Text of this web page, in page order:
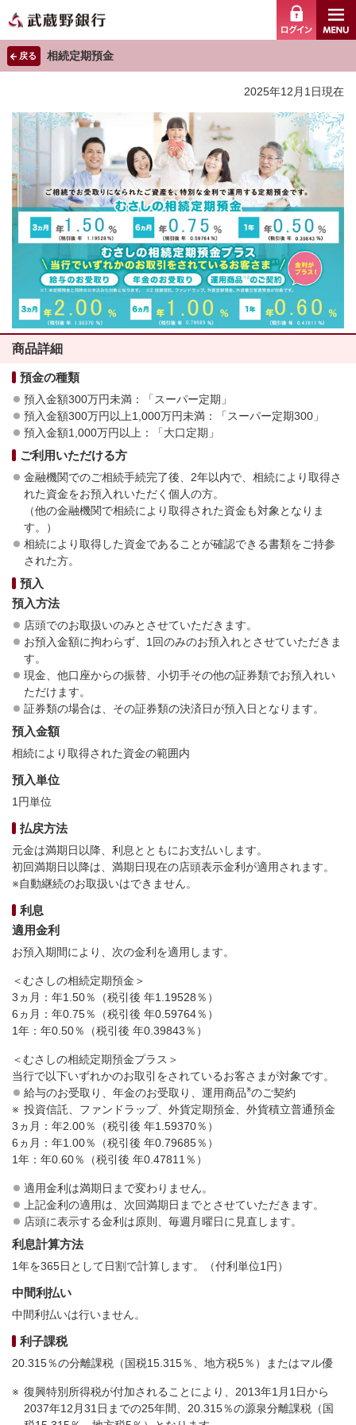
ログイ
戻る 相続定期預金
2025年12月1日現在
商品詳細
預金の種類
預入金額300万円未満：「スーパー定期」
預入金額300万円以上1,000万円未満：「スーパー定期300」
預入金額1,000万円以上：「大口定期」
ご利用いただける方
金融機関でのご相続手続完了後、2年以内で、相続により取得さ
れた資金をお預入れいただく個人の方。
（他の金融機関で相続により取得された資金も対象となりま
す。）
相続により取得した資金であることが確認できる書類をご持参
された方。
預入
預入方法
店頭でのお取扱いのみとさせていただきます。
お預入金額に拘わらず、1回のみのお預入れとさせていただきま
す。
現金、他口座からの振替、小切手その他の証券類でお預入れい
ただけます。
証券類の場合は、その証券類の決済日が預入日となります。
預入金額
相続により取得された資金の範囲内
預入単位
1円単位
払戻方法
元金は満期日以降、利息とともにお支払いします。
初回満期日以降は、満期日現在の店頭表示金利が適用されます。
※自動継続のお取扱いはできません。
利息
適用金利
お預入期間により、次の金利を適用します。
＜むさしの相続定期預金＞
3ヵ月：年1.50％（税引後 年1.19528％）
6ヵ月：年0.75％（税引後 年0.59764％）
1年：年0.50％（税引後 年0.39843％）
＜むさしの相続定期預金プラス＞
当行で以下いずれかのお取引をされているお客さまが対象です。
給与のお受取り、年金のお受取り、運用商品※のご契約
投資信託、ファンドラップ、外貨定期預金、外貨積立普通預金
3ヵ月：年2.00％（税引後 年1.59370％）
6ヵ月：年1.00％（税引後 年0.79685％）
1年：年0.60％（税引後 年0.47811％）
適用金利は満期日まで変わりません。
上記金利の適用は、次回満期日までとさせていただきます。
店頭に表示する金利は原則、毎週月曜日に見直します。
利息計算方法
1年を365日として日割で計算します。（付利単位1円）
中間利払い
中間利払いは行いません。
利子課税
20.315％の分離課税（国税15.315％、地方税5％）またはマル優
復興特別所得税が付加されることにより、2013年1月1日から
2037年12月31日までの25年間、20.315％の源泉分離課税（国